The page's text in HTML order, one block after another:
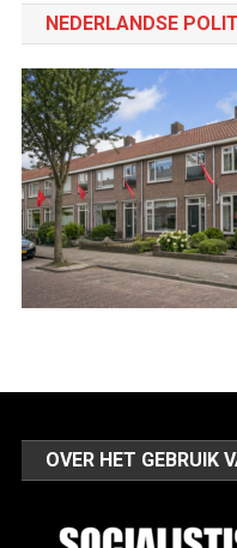
categorie
NEDERLANDSE
OVER HET GEBRUIK